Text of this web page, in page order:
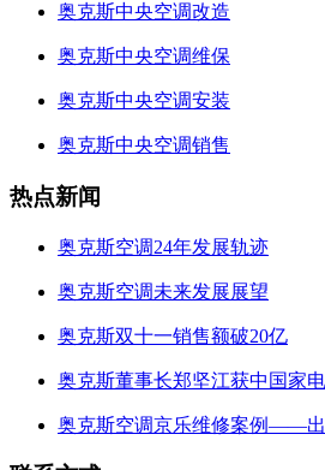
奥克斯中央空调改造
奥克斯中央空调维保
奥克斯中央空调安装
奥克斯中央空调销售
热点新闻
奥克斯空调24年发展轨迹
奥克斯空调未来发展展望
奥克斯双十一销售额破20亿
奥克斯董事长郑坚江获中国家
奥克斯空调京乐维修案例——出